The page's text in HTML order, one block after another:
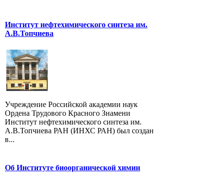
Институт нефтехимического синтеза им.
А.В.Топчиева
Учреждение Российской академии наук
Ордена Трудового Красного Знамени
Институт нефтехимического синтеза им.
А.В.Топчиева РАН (ИНХС РАН) был создан
в...
Об Институте биоорганической химии